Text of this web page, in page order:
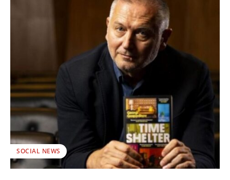
SOCIAL NEWS